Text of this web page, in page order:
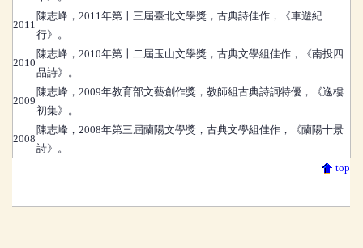
2011
陳志峰 ， 2011年第十三屆臺北文學獎，古典詩佳作，《車遊紀
行》。
2010
陳志峰 ， 2010年第十二屆玉山文學獎，古典文學組佳作，《南投四
品詩》。
2009
陳志峰 ， 2009年教育部文藝創作獎，教師組古典詩詞特優，《逸樓
初集》。
2008
陳志峰 ， 2008年第三屆蘭陽文學獎，古典文學組佳作，《蘭陽十景
詩》。
top